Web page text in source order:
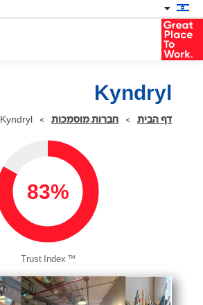
Kyndryl
Kyndryl חברות מוסמכות > דף הבית >
83%
™